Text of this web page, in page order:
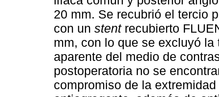
20 mm. Se recubrió el tercio
con un stentrecubierto
mm, con lo que se excluyó
aparente del medio de
postoperatoria no se
compromiso de la